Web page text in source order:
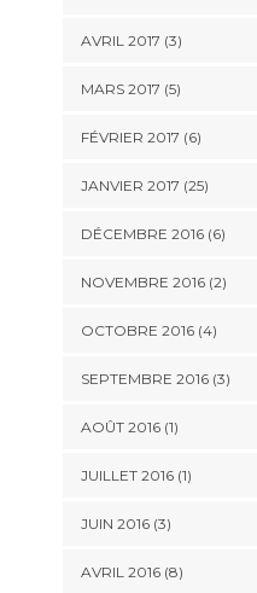
AVRIL 2017 (3)
MARS 2017 (5)
FÉVRIER 2017 (6)
JANVIER 2017 (25)
DÉCEMBRE 2016 (6)
NOVEMBRE 2016 (2)
OCTOBRE 2016 (4)
SEPTEMBRE 2016 (3)
AOÛT 2016 (1)
JUILLET 2016 (1)
JUIN 2016 (3)
AVRIL 2016 (8)